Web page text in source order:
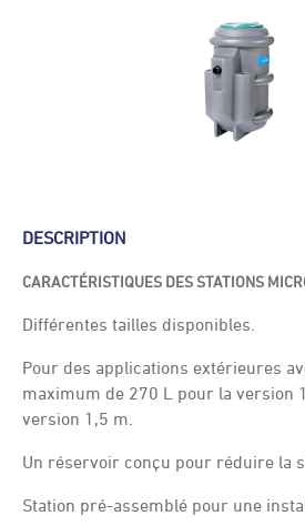
DESCRIPTION
CARACTÉRISTIQUES DES STATIONS
Différentes tailles disponibles.
Pour des applications extérieures
maximum de 270 L pour la version
version 1,5 m.
Un réservoir conçu pour réduire la
Station pré-assemblé pour une